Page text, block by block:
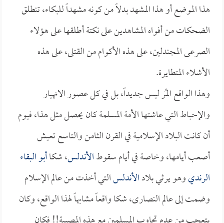
هذا الموضع أو هذا المشهد بدلاً من كونه مشهداً للبكاء، تنطلق
الضحكات من أفواه المشاهدين على نكتة أطلقها على هؤلاء
الصرعى المجندلين، على هذه الأكوام من القتلى، على هذه
الأشلاء المتطايرة.
وهذا الواقع المُر ليس جديداً، بل في كل عصور الانهيار
والإحباط التي عاشتها الأمة المسلمة كان يحصل مثل هذا، فيوم
أن كانت البلاد الإسلامية في القرن الثامن والتاسع تعيش
أصعب أيامها، وخاصة في أيام سقوطالأندلس، شكاأبو البقاء
الرنديوهو يرثي بلادالأندلسالتي أخذت من عالم الإسلام
وضمت إلى عالم النصارى، شكا واقعاً مشابهاً لهذا الواقع، وكان